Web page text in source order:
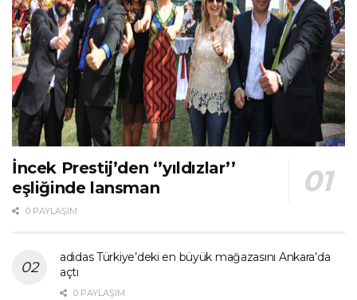
İncek Prestij’den ‘’yıldızlar’’
eşliğinde lansman
0 PAYLAŞIM
adidas Türkiye’deki en büyük mağazasını Ankara’da
açtı
0 PAYLAŞIM